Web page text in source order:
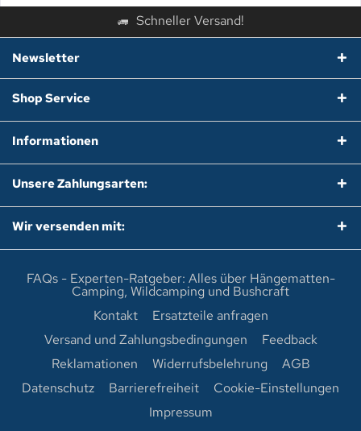
Schneller Versand!
Newsletter
Shop Service
Informationen
Unsere Zahlungsarten:
Wir versenden mit:
FAQs - Experten-Ratgeber: Alles über Hängematten-
Camping, Wildcamping und Bushcraft
Kontakt
Ersatzteile anfragen
Versand und Zahlungsbedingungen
Feedback
Reklamationen
Widerrufsbelehrung
AGB
Datenschutz
Barrierefreiheit
Cookie-Einstellungen
Impressum